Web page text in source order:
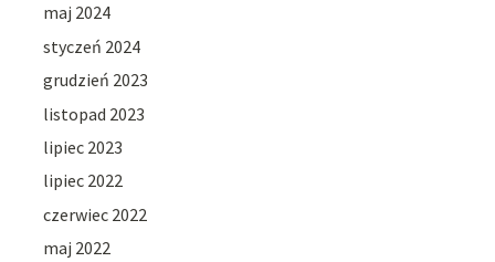
maj 2024
styczeń 2024
grudzień 2023
listopad 2023
lipiec 2023
lipiec 2022
czerwiec 2022
maj 2022